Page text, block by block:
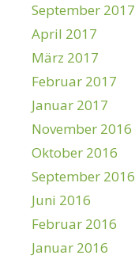
September 2017
April 2017
März 2017
Februar 2017
Januar 2017
November 2016
Oktober 2016
September 2016
Juni 2016
Februar 2016
Januar 2016